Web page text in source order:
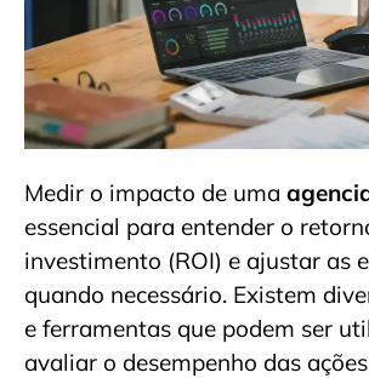
Medir o impacto de uma
essencial para entender o
investimento (ROI) e ajustar as
quando necessário. Existem
e ferramentas que podem ser
avaliar o desempenho das